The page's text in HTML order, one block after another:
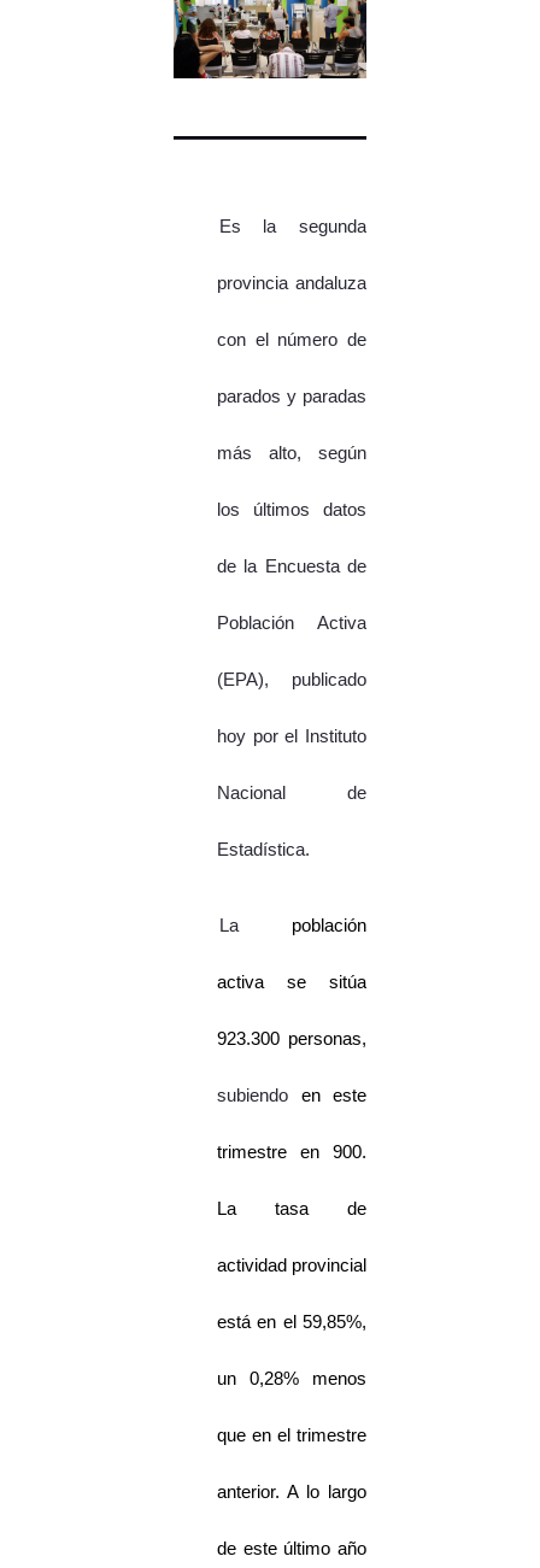
Es la segunda
provincia andaluza
con el número de
parados y paradas
más alto, según
los últimos datos
de la Encuesta de
Población Activa
(EPA), publicado
hoy por el Instituto
Nacional de
Estadística.
La población
activa se sitúa
923.300 personas,
subiendo en este
trimestre en 900.
La tasa de
actividad provincial
está en el 59,85%,
un 0,28% menos
que en el trimestre
anterior. A lo largo
de este último año